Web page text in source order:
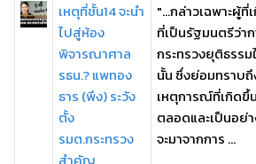
เหตุที่ชั้น14 จะนำ
ไปสู่ห้อง
พิจารณาศาล
รธน.? แพทอง
ธาร (พึง) ระวัง
ตั้ง
รมต.กระทรวง
"...กล่าวเฉพาะผู้ที่
ที่เป็นรัฐมนตรีว่า
กระทรวงยุติธรร
นั้น ซึ่งย่อมทราบ
เหตุการณ์ที่เกิดขึ้
ตลอดและเป็นอย่า
จะมาจากการ ...